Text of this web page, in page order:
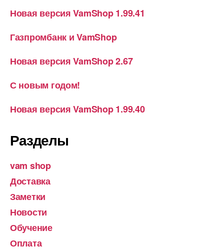
Новая версия VamShop 1.99.41
Газпромбанк и VamShop
Новая версия VamShop 2.67
С новым годом!
Новая версия VamShop 1.99.40
Разделы
vam shop
Доставка
Заметки
Новости
Обучение
Оплата